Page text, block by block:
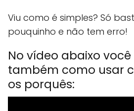
Viu como é simples? Só
pouquinho e não tem erro!
No vídeo abaixo
também como usar
os porquês: